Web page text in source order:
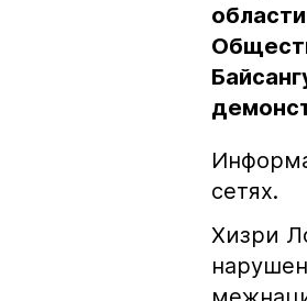
сетях.
Хизри